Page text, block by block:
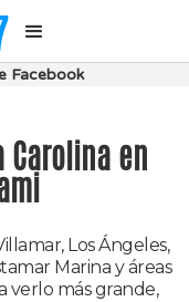
Facebook
Carolina en
Los Ángeles,
Marina y áreas
verlo más grande,